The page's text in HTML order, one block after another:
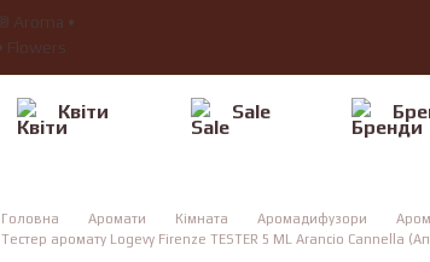
Квiти Sale
Головна Аромати Кімната Аромадифузори
Тестер аромату Logevy Firenze TESTER 5 ML Arancio Cannella